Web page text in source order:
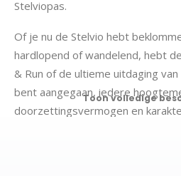
Stelviopas.
Of je nu de Stelvio hebt
hardlopend of wandelend, hebt
& Run of de ultieme uitdaging
bent aangegaan, iedere
doorzettingsvermogen en
Toon volledige